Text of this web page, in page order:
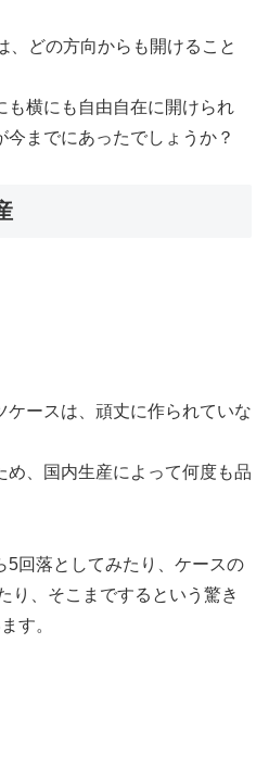
、どの方向からも開けること
も横にも自由自在に開けられ
までにあったでしょうか？
ケースは、頑丈に作られていな
め、国内生産によって何度も品
5回落としてみたり、ケースの
り、そこまでするという驚き
す。